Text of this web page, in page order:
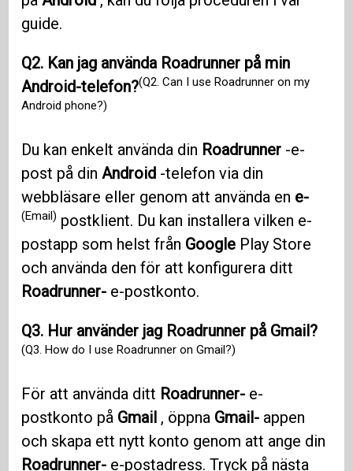
guide.
Q2. Kan jag använda Roadrunner på min
Android-telefon?(Q2. Can I use Roadrunner on my
Android phone?)
Du kan enkelt använda din Roadrunner -e-
post på din Android -telefon via din
webbläsare eller genom att använda en e-
(Email) postklient. Du kan installera vilken e-
postapp som helst från Google Play Store
och använda den för att konfigurera ditt
Roadrunner- e-postkonto.
Q3. Hur använder jag Roadrunner på Gmail?
(Q3. How do I use Roadrunner on Gmail?)
För att använda ditt Roadrunner- e-
postkonto på Gmail , öppna Gmail- appen
och skapa ett nytt konto genom att ange din
Roadrunner- e-postadress. Tryck på nästa